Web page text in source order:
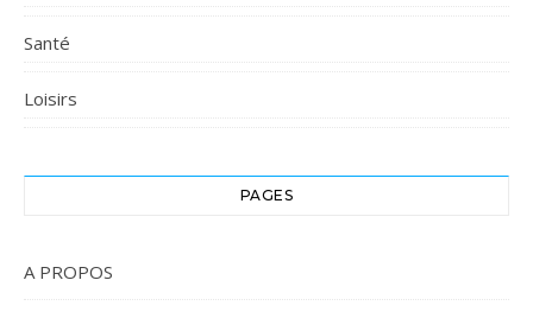
Santé
Loisirs
PAGES
A PROPOS